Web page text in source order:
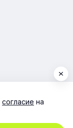
согласие на